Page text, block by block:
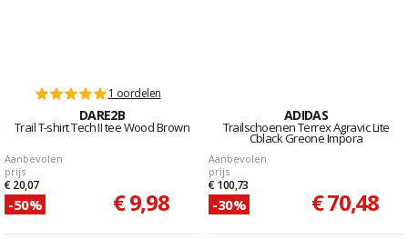
1 oordelen
DARE2B
Trail T-shirt Tech II tee Wood Brown
Aanbevolen
prijs
€ 20,07
-50% € 9,98
ADIDAS
Trailschoenen Terrex Agravic Lite
Cblack Greone Impora
Aanbevolen
prijs
€ 100,73
-30% € 70,48